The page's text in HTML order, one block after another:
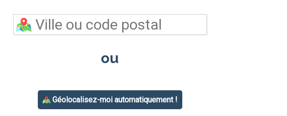
ou
Géolocalisez-moi automatiquement !